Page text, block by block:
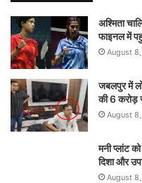
अश्मिता
फाइनल में
August
जबलपुर में
की 6 करोड़
August
मनी प्लांट
दिशा और
August